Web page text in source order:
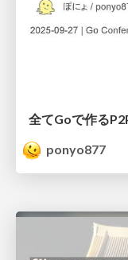
全てGoで作る
ponyo877